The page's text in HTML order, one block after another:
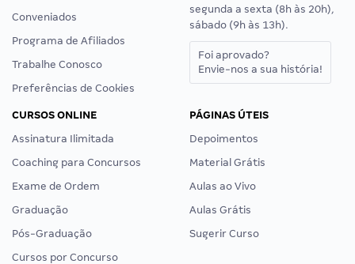
Conveniados
Programa de Afiliados
Trabalhe Conosco
Preferências de Cookies
segunda a sexta (8h às 20h),
sábado (9h às 13h).
Foi aprovado?
Envie-nos a sua história!
CURSOS ONLINE
Assinatura Ilimitada
Coaching para Concursos
Exame de Ordem
Graduação
Pós-Graduação
Cursos por Concurso
PÁGINAS ÚTEIS
Depoimentos
Material Grátis
Aulas ao Vivo
Aulas Grátis
Sugerir Curso